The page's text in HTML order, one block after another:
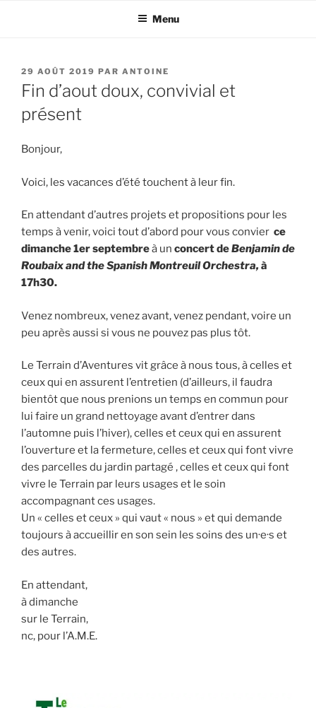
Menu
PUBLIÉ
LE
29 AOÛT 2019 PAR ANTOINE
Fin d’aout doux, convivial et
présent
Bonjour,
Voici, les vacances d’été touchent à leur fin.
En attendant d’autres projets et propositions pour les
temps à venir, voici tout d’abord pour vous convier ce
dimanche 1er septembreà un concert deBenjamin de
Roubaix and the Spanish Montreuil Orchestra, à
17h30.
Venez nombreux, venez avant, venez pendant, voire un
peu après aussi si vous ne pouvez pas plus tôt.
Le Terrain d’Aventures vit grâce à nous tous, à celles et
ceux qui en assurent l’entretien (d’ailleurs, il faudra
bientôt que nous prenions un temps en commun pour
lui faire un grand nettoyage avant d’entrer dans
l’automne puis l’hiver), celles et ceux qui en assurent
l’ouverture et la fermeture, celles et ceux qui font vivre
des parcelles du jardin partagé , celles et ceux qui font
vivre le Terrain par leurs usages et le soin
accompagnant ces usages.
Un « celles et ceux » qui vaut « nous » et qui demande
toujours à accueillir en son sein les soins des un·e·s et
des autres.
En attendant,
à dimanche
sur le Terrain,
nc, pour l’A.M.E.